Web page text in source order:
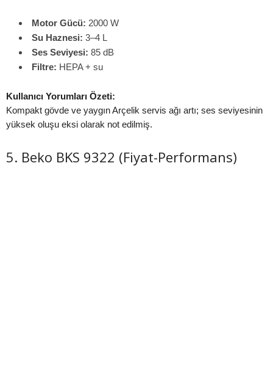
Motor Gücü: 2000 W
Su Haznesi: 3–4 L
Ses Seviyesi: 85 dB
Filtre: HEPA + su
Kullanıcı Yorumları Özeti:
Kompakt gövde ve yaygın Arçelik servis ağı artı; ses seviyesinin
yüksek oluşu eksi olarak not edilmiş.
5. Beko BKS 9322 (Fiyat-Performans)